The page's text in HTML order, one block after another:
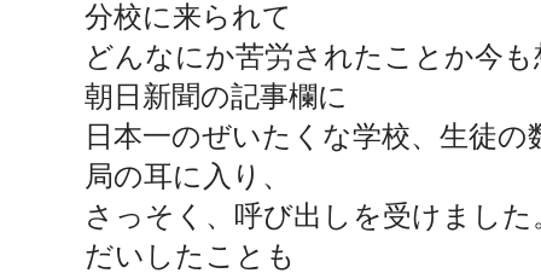
分校に来られて
どんなにか苦労されたこと か今も
朝日新聞の記事欄に
日本一のぜいたくな学校、生徒の
局の耳に入り、
さっそく、呼び出しを受けまし
だいしたことも